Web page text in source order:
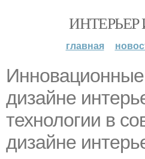
ИНТЕРЬЕР
главная
Инновационные
дизайне
технологии в
дизайне